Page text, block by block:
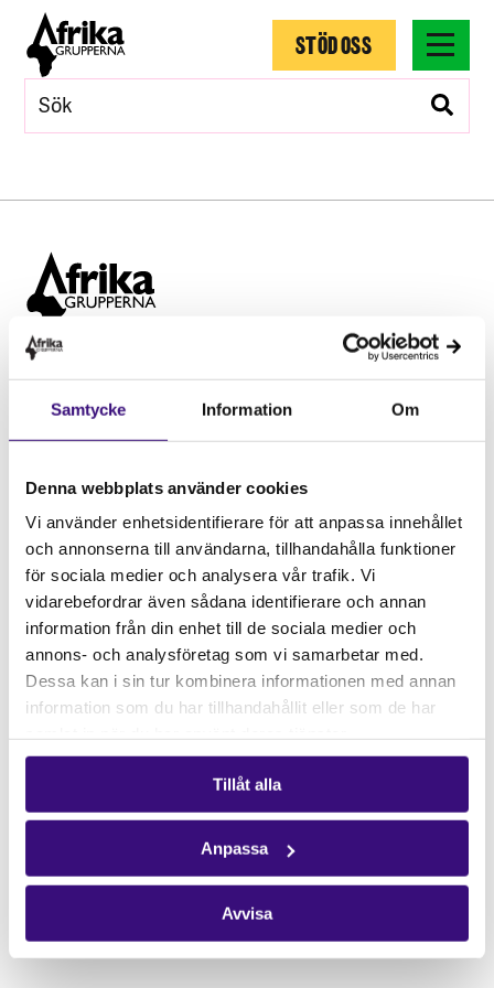
Samtycke Information Om
Denna webbplats använder cookies
Vi använder enhetsidentifierare för att anpassa innehållet
och annonserna till användarna, tillhandahålla funktioner
för sociala medier och analysera vår trafik. Vi
vidarebefordrar även sådana identifierare och annan
information från din enhet till de sociala medier och
annons- och analysföretag som vi samarbetar med.
Dessa kan i sin tur kombinera informationen med annan
information som du har tillhandahållit eller som de har
Tillåt alla
Anpassa
Avvisa
STÖD OSS
Hitta snabbt
STÖD OSS
Vårt arbete
Gåvoshop
Kontakta oss
Hitta kontaktperson
Pressrum
Följ oss
Facebook
Instagram
Få vårt nyhetsbrev